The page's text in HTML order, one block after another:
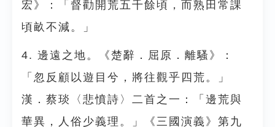
宏》：「督勸開荒五千餘頃，而熟田常課
頃畝不減。」
4. 邊遠之地。《楚辭．屈原．離騷》：
「忽反顧以遊目兮，將往觀乎四荒。」
漢．蔡琰〈悲憤詩〉二首之一：「邊荒與
華異，人俗少義理。」《三國演義》第九